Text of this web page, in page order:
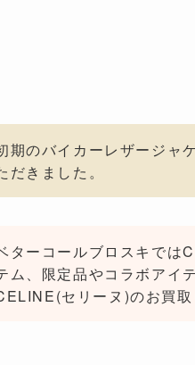
期のバイカーレザージャ
だきました。
ターコールブロスキでは
ム、限定品やコラボアイ
セリーヌ)のお買